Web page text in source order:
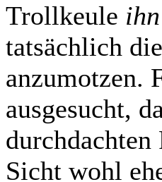
Trollkeule ihn
tatsächlich
anzumotzen.
ausgesucht,
Sicht wohl